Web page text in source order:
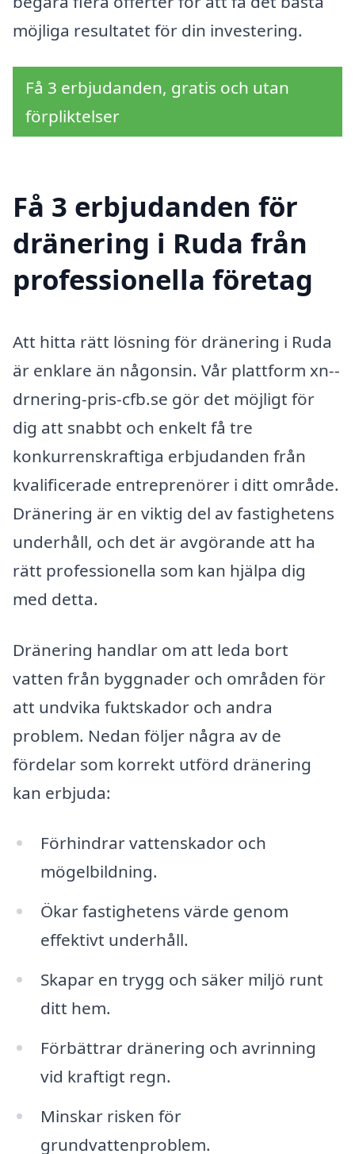
möjliga resultatet för din investering.
Få 3 erbjudanden, gratis och utan
förpliktelser
Få 3 erbjudanden för
dränering i Ruda från
professionella företag
Att hitta rätt lösning för dränering i Ruda
är enklare än någonsin. Vår plattform xn--
drnering-pris-cfb.se gör det möjligt för
dig att snabbt och enkelt få tre
konkurrenskraftiga erbjudanden från
kvalificerade entreprenörer i ditt område.
Dränering är en viktig del av fastighetens
underhåll, och det är avgörande att ha
rätt professionella som kan hjälpa dig
med detta.
Dränering handlar om att leda bort
vatten från byggnader och områden för
att undvika fuktskador och andra
problem. Nedan följer några av de
fördelar som korrekt utförd dränering
kan erbjuda:
Förhindrar vattenskador och
mögelbildning.
Ökar fastighetens värde genom
effektivt underhåll.
Skapar en trygg och säker miljö runt
ditt hem.
Förbättrar dränering och avrinning
vid kraftigt regn.
Minskar risken för
grundvattenproblem.